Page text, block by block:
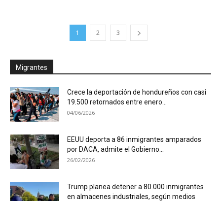
1 2 3
Migrantes
Crece la deportación de hondureños con casi
19.500 retornados entre enero...
04/06/2026
EEUU deporta a 86 inmigrantes amparados
por DACA, admite el Gobierno...
26/02/2026
Trump planea detener a 80.000 inmigrantes
en almacenes industriales, según medios